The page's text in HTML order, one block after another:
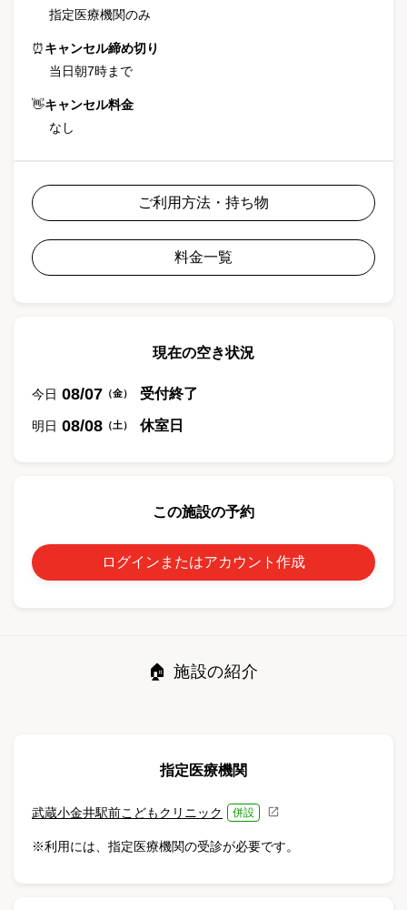
指定医療機関のみ
⏰キャンセル締め切り
当日朝7時まで
👋キャンセル料金
なし
ご利用方法・持ち物
料金一覧
現在の空き状況
今日 08/07 （金） 受付終了
明日 08/08 （土） 休室日
この施設の予約
ログインまたはアカウント作成
🏠 施設の紹介
指定医療機関
武蔵小金井駅前こどもクリニック 併設
※利用には、指定医療機関の受診が必要です。